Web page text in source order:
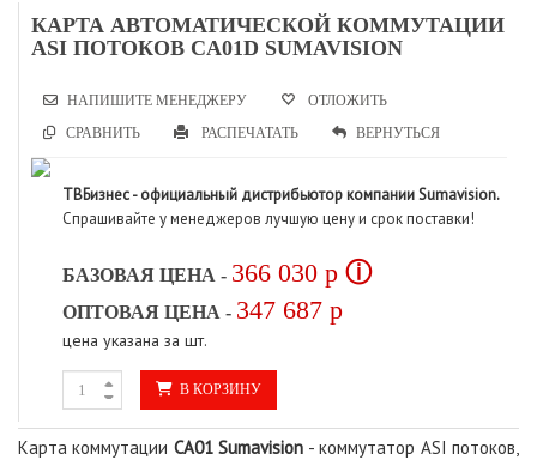
КАРТА АВТОМАТИЧЕСКОЙ КОММУТАЦИИ
ASI ПОТОКОВ CA01D SUMAVISION
НАПИШИТЕ МЕНЕДЖЕРУ
ОТЛОЖИТЬ
СРАВНИТЬ
РАСПЕЧАТАТЬ ВЕРНУТЬСЯ
ТВБизнес - официальный дистрибьютор компании Sumavision.
Спрашивайте у менеджеров лучшую цену и срок поставки!
БАЗОВАЯ ЦЕНА - 366 030 p ⓘ
ОПТОВАЯ ЦЕНА - 347 687 p
цена указана за шт.
В КОРЗИНУ
Карта коммутации CA01 Sumavision - коммутатор ASI потоков,